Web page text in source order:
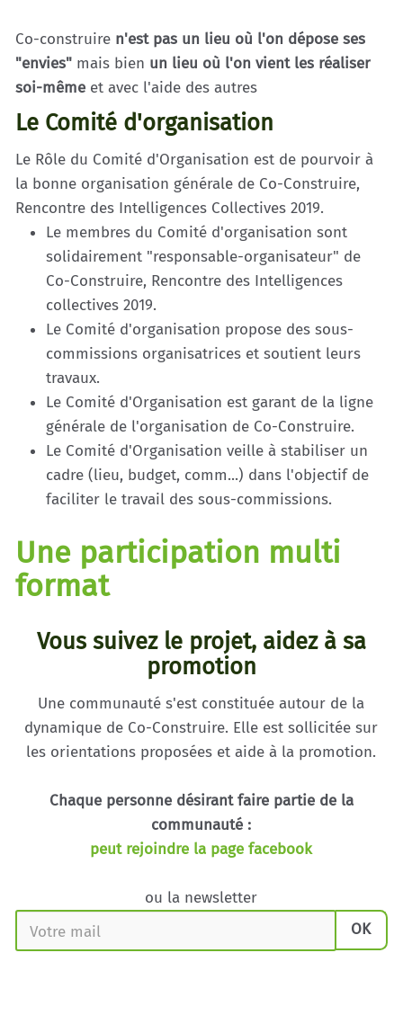
Co-construire n'est pas un lieu où l'on dépose ses
"envies" mais bien un lieu où l'on vient les réaliser
soi-même et avec l'aide des autres
Le Comité d'organisation
Le Rôle du Comité d'Organisation est de pourvoir à
la bonne organisation générale de Co-Construire,
Rencontre des Intelligences Collectives 2019.
Le membres du Comité d'organisation sont
solidairement "responsable-organisateur" de
Co-Construire, Rencontre des Intelligences
collectives 2019.
Le Comité d'organisation propose des sous-
commissions organisatrices et soutient leurs
travaux.
Le Comité d'Organisation est garant de la ligne
générale de l'organisation de Co-Construire.
Le Comité d'Organisation veille à stabiliser un
cadre (lieu, budget, comm...) dans l'objectif de
faciliter le travail des sous-commissions.
Une participation multi
format
Vous suivez le projet, aidez à sa
promotion
Une communauté s'est constituée autour de la
dynamique de Co-Construire. Elle est sollicitée sur
les orientations proposées et aide à la promotion.
Chaque personne désirant faire partie de la
communauté :
peut rejoindre la page facebook
ou la newsletter